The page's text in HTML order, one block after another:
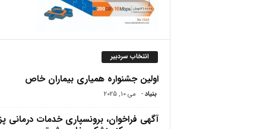
انتخاب سردبیر
اولین جشنواره همیاری بیماران خاص
بنیاد - می 10, 2025
آگهی فراخوان، برونسپاری خدمات درمانی